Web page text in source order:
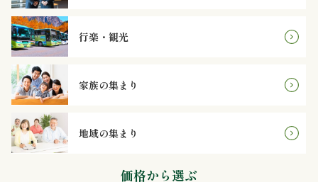
近
江
牛・
肉
メ
行楽・観光
家族の集まり
地域の集まり
価格から選ぶ